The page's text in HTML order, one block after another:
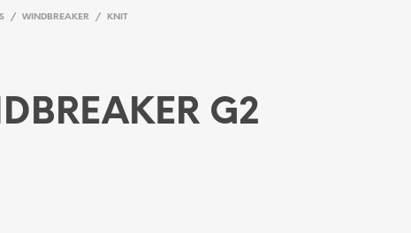
/ WINDBREAKER /
KNIT
G2